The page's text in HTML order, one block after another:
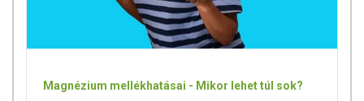
Magnézium mellékhatásai - Mikor lehet túl sok?